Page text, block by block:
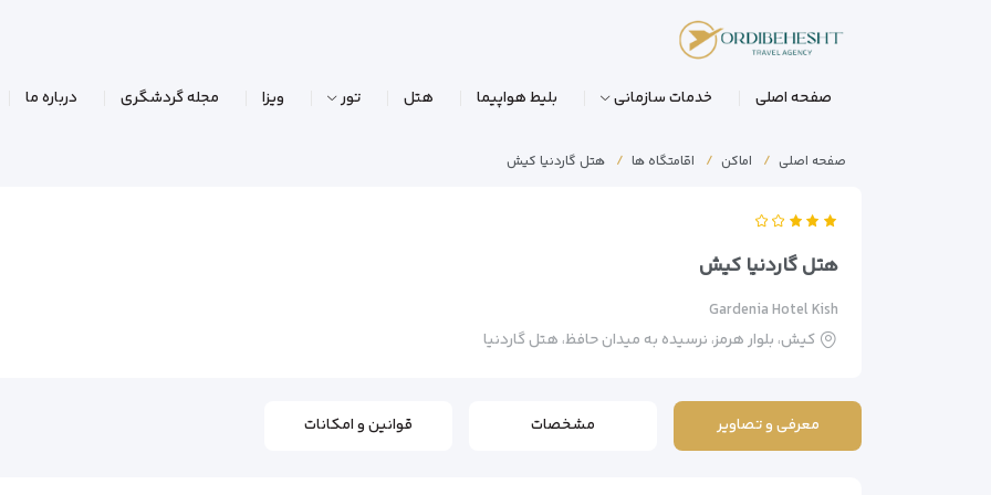
صفحه اصلی خدمات سازمانی بلیط هواپیما هتل تور ویزا مجله گردشگری درباره ما
صفحه اصلی اماکن اقامتگاه ها هتل گاردنیا کیش
هتل گاردنیا کیش
Gardenia Hotel Kish
کیش، بلوار هرمز، نرسیده به میدان حافظ، هتل گاردنیا
معرفی و تصاویر مشخصات قوانین و امکانات